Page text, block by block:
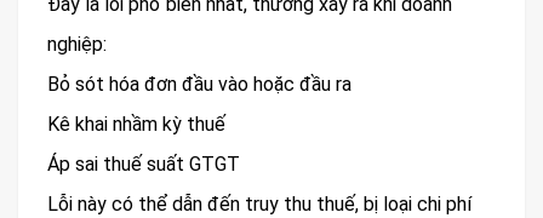
Đây là lỗi phổ biến nhất, thường xảy ra khi doanh
nghiệp:
Bỏ sót hóa đơn đầu vào hoặc đầu ra
Kê khai nhầm kỳ thuế
Áp sai thuế suất GTGT
Lỗi này có thể dẫn đến truy thu thuế, bị loại chi phí